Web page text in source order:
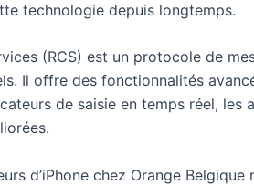
technologie depuis longtemps.
(RCS) est un protocole de
Il offre des fonctionnalités
de saisie en temps réel, les
d’iPhone chez Orange